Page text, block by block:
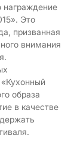
награждение
Это
призванная
внимания
образа
в качестве